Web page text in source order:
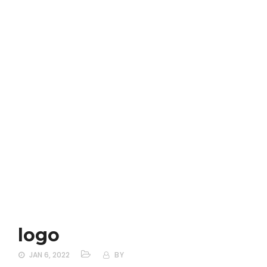
logo
JAN 6, 2022 BY